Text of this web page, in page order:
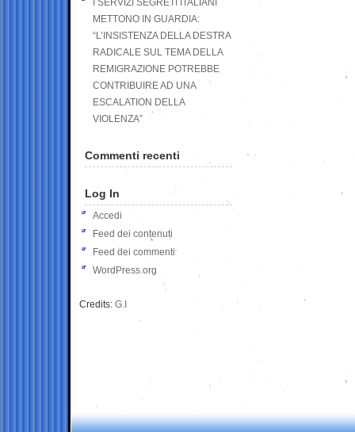
I SERVIZI SEGRETI ITALIANI
METTONO IN GUARDIA:
“L’INSISTENZA DELLA DESTRA
RADICALE SUL TEMA DELLA
REMIGRAZIONE POTREBBE
CONTRIBUIRE AD UNA
ESCALATION DELLA
VIOLENZA”
Commenti recenti
Log In
Accedi
Feed dei contenuti
Feed dei commenti
WordPress.org
Credits: G.I